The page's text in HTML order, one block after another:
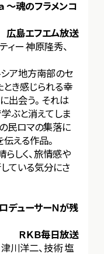
～魂のフラメンコ
広島エフエム放送
ィー 神原隆秀、
シア地方南部のセ
とき感じられる幸
出会う。それは
ぶと消えてしま
民ロマの集落に
える作品。
しく、旅情感や
ている気分にさ
デューサーＮが残
ＲＫＢ毎日放送
川洋二、技術 塩